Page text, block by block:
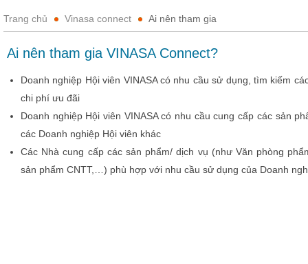
Trang chủ Vinasa connect Ai nên tham gia
Ai nên tham gia VINASA Connect?
Doanh nghiệp Hội viên VINASA có nhu cầu sử dụng, tìm kiếm
chi phí ưu đãi
Doanh nghiệp Hội viên VINASA có nhu cầu cung cấp các sản
các Doanh nghiệp Hội viên khác
Các Nhà cung cấp các sản phẩm/ dịch vụ (như Văn phòng
sản phẩm CNTT,…) phù hợp với nhu cầu sử dụng của Doanh